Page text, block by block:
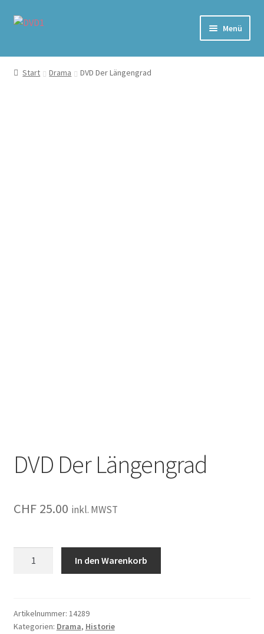
Zur
Zum
Menü
Home
Start Drama DVD Der Längengrad
DVD Der Längengrad
CHF25.00 inkl. MWST
In den Warenkorb
Artikelnummer: 14289
Kategorien: Drama, Historie